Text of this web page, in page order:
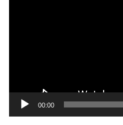
00:00